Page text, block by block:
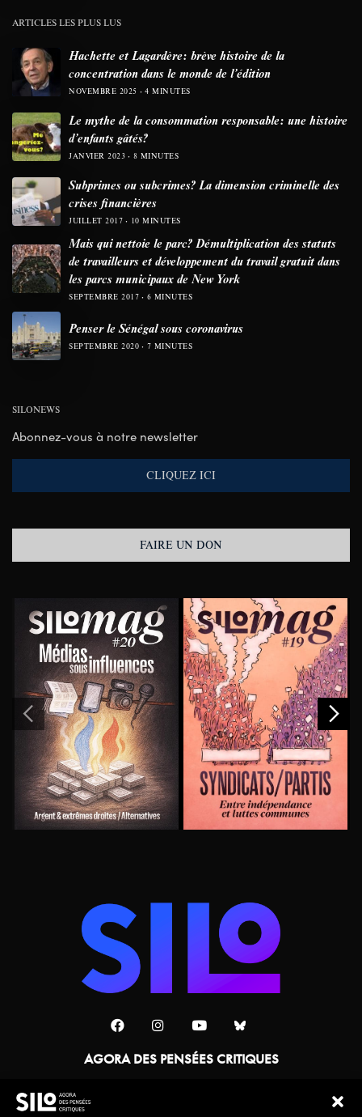
ARTICLES LES PLUS LUS
Hachette et Lagardère: brève histoire de la
concentration dans le monde de l’édition
NOVEMBRE 2025 4 MINUTES
Le mythe de la consommation responsable: une histoire
d’enfants gâtés?
JANVIER 2023 8 MINUTES
Subprimes ou subcrimes? La dimension criminelle des
crises financières
JUILLET 2017 10 MINUTES
Mais qui nettoie le parc? Démultiplication des statuts
de travailleurs et développement du travail gratuit dans
les parcs municipaux de New York
SEPTEMBRE 2017 6 MINUTES
Penser le Sénégal sous coronavirus
SEPTEMBRE 2020 7 MINUTES
SILONEWS
Abonnez-vous à notre newsletter
CLIQUEZ ICI
FAIRE UN DON
AGORA DES PENSÉES CRITIQUES